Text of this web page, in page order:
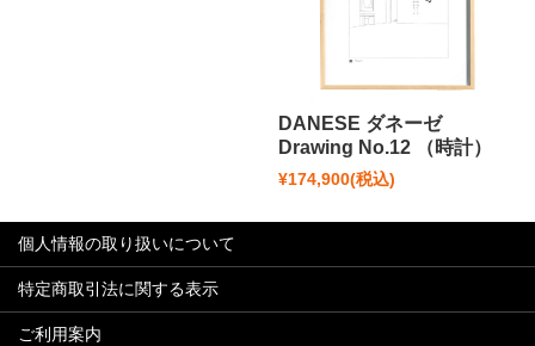
DANESE ダネーゼ
Drawing No.12 （時計）
¥174,900(税込)
個人情報の取り扱いについて
特定商取引法に関する表示
ご利用案内